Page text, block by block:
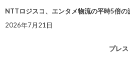
NTTロジスコ、エンタメ物流の平時5倍
2026年7月21日
プレ